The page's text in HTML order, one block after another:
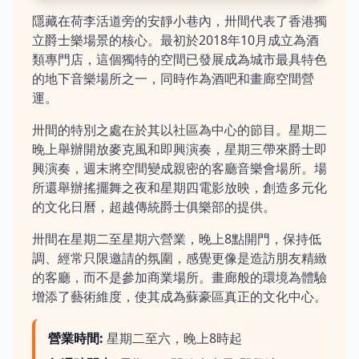
隱藏在荷李活道旁的安靜小巷內，卅間代表了香港獨
立爵士樂場景的核心。最初於2018年10月成立為酒
類專門店，這個獨特的空間已發展成為城市最具特色
的地下音樂場所之一，同時作為酒吧和畫廊空間營
運。
卅間的特別之處在於其以社區為中心的節目。星期二
晚上舉辦開放麥克風和即興演奏，星期三帶來爵士即
興演奏，週末將空間變成親密的客廳音樂會場所。場
所還舉辦搖擺舞之夜和星期四電影放映，創造多元化
的文化日曆，超越傳統爵士俱樂部的提供。
卅間在星期二至星期六營業，晚上8點開門，保持低
調、經常只限邀請的氛圍，感覺更像是造訪朋友精緻
的客廳，而不是參加商業場所。畫廊般的環境為體驗
增添了藝術維度，使其成為蘇豪區真正的文化中心。
營業時間: 星期二至六，晚上8時起